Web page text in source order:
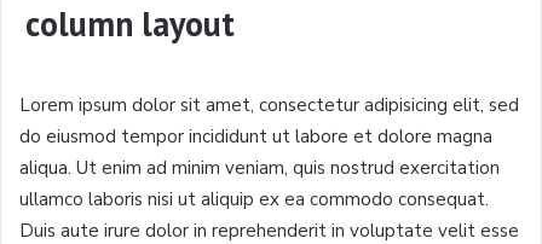
column layout
Lorem ipsum dolor sit amet, consectetur adipisicing elit, sed
do eiusmod tempor incididunt ut labore et dolore magna
aliqua. Ut enim ad minim veniam, quis nostrud exercitation
ullamco laboris nisi ut aliquip ex ea commodo consequat.
Duis aute irure dolor in reprehenderit in voluptate velit esse